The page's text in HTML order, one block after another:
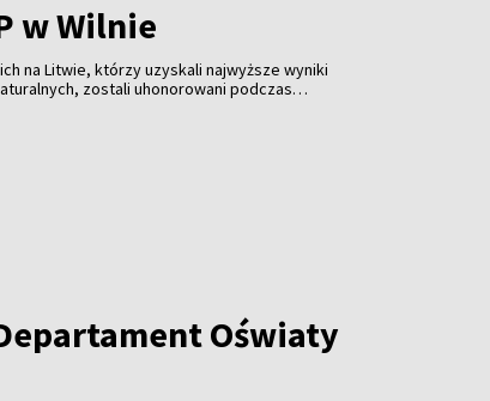
w Wilnie
na Litwie, którzy uzyskali najwyższe wyniki
zostali uhonorowani podczas
Oświaty